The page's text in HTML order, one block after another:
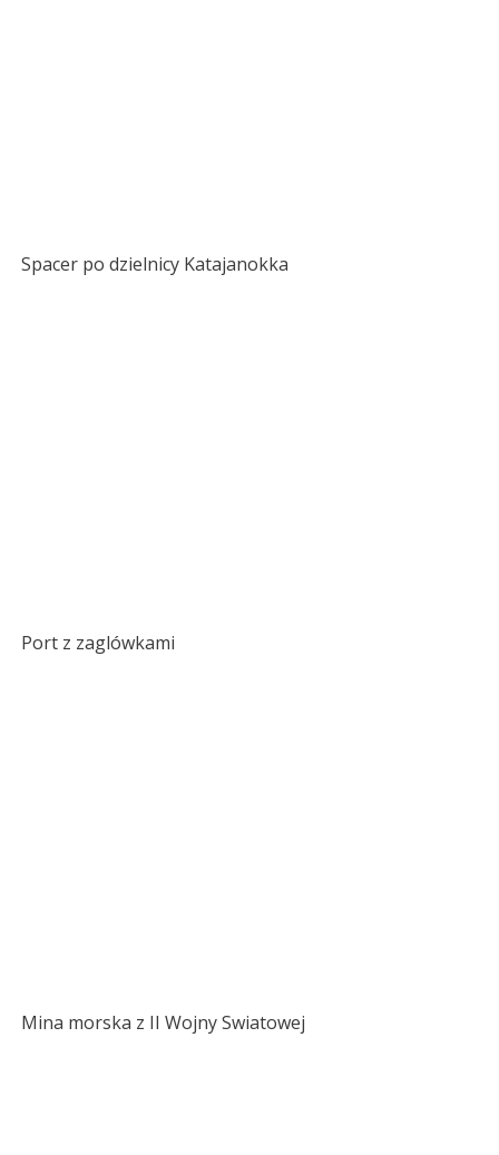
Spacer po dzielnicy Katajanokka
Port z zaglówkami
Mina morska z II Wojny Swiatowej